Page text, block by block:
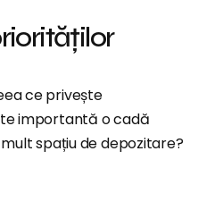
ce privește
importantă o cadă
spațiu de depozitare?